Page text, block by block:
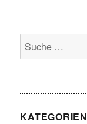
Suche
nach:
KATEGORIEN